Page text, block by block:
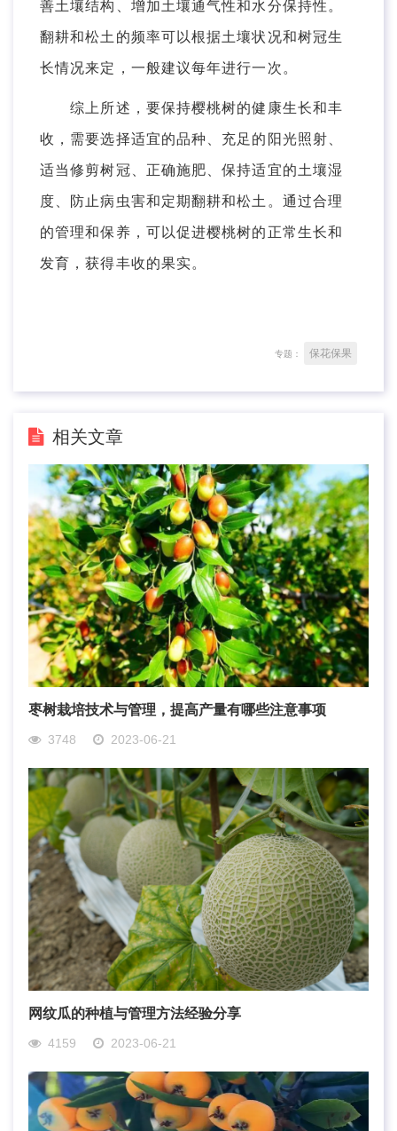
善土壤结构、增加土壤通气性和水分保持性。
翻耕和松土的频率可以根据土壤状况和树冠生
长情况来定，一般建议每年进行一次。
综上所述，要保持樱桃树的健康生长和丰
收，需要选择适宜的品种、充足的阳光照射、
适当修剪树冠、正确施肥、保持适宜的土壤湿
度、防止病虫害和定期翻耕和松土。通过合理
的管理和保养，可以促进樱桃树的正常生长和
发育，获得丰收的果实。
专题： 保花保果
相关文章
枣树栽培技术与管理，提高产量有哪些注意事项
3748 2023-06-21
网纹瓜的种植与管理方法经验分享
4159 2023-06-21